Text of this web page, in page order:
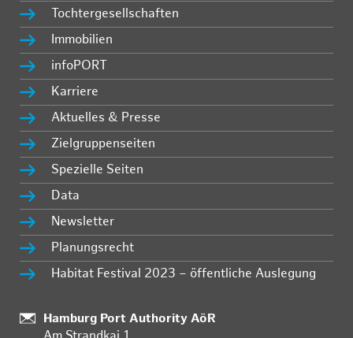
Tochtergesellschaften
Immobilien
infoPORT
Karriere
Aktuelles & Presse
Zielgruppenseiten
Spezielle Seiten
Data
Newsletter
Planungsrecht
Habitat Festival 2023 – öffentliche Auslegung
Standort:
Hamburg Port Authority AöR